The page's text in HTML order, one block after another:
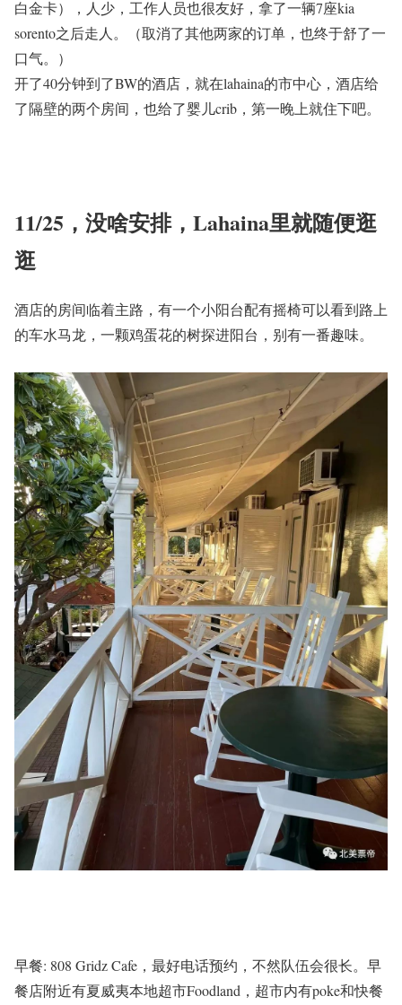
白金卡），人少，工作人员也很友好，拿了一辆7座kia
sorento之后走人。（取消了其他两家的订单，也终于舒了一
口气。）
开了40分钟到了BW的酒店，就在lahaina的市中心，酒店给
了隔壁的两个房间，也给了婴儿crib，第一晚上就住下吧。
11/25，没啥安排，Lahaina里就随便逛
逛
酒店的房间临着主路，有一个小阳台配有摇椅可以看到路上
的车水马龙，一颗鸡蛋花的树探进阳台，别有一番趣味。
早餐: 808 Gridz Cafe，最好电话预约，不然队伍会很长。 早
餐店附近有夏威夷本地超市Foodland，超市内有poke和快餐